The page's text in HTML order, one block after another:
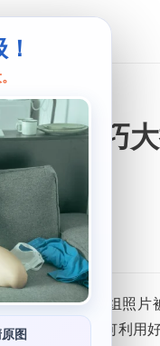
图
拍摄技巧
寺地瓜，这组照片
问题，懂得如何利用